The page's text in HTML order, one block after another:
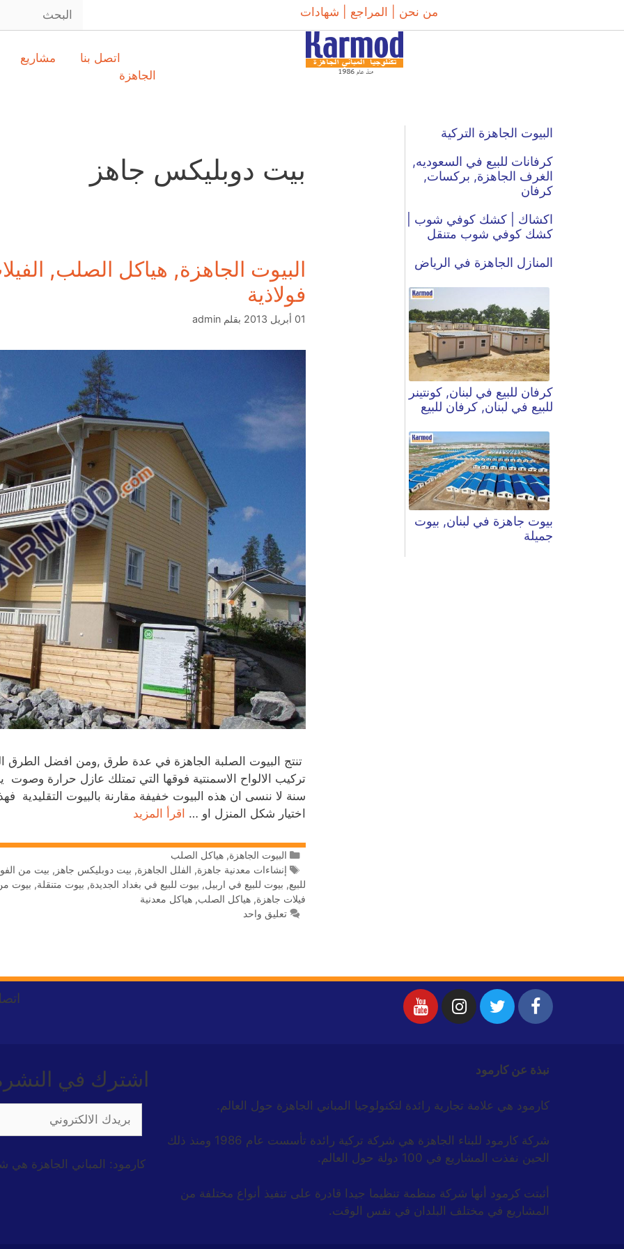
من نحن | المراجع | شهادات
اتصل بنا
مشاريع
الجاهزة
بيت دوبليكس جاهز
البيوت الجاهزة, هياكل الصلب,
فولاذية
01 أبريل 2013 بقلم admin
تنتج البيوت الصلبة الجاهزة في عدة طرق ,ومن افضل الطرق
سنة لا ننسى ان هذه البيوت خفيفة مقارنة بالبيوت التقليدية
اختيار شكل المنزل او … اقرأ المزيد
البيوت الجاهزة, هياكل الصلب
إنشاءات معدنية جاهزة, الفلل الجاهزة, بيت دوبليكس جاهز , بيت من
للبيع, بيوت للبيع في اربيل, بيوت للبيع في بغداد الجديدة, بيوت متنقلة, بيوت
فيلات جاهزة, هياكل الصلب, هياكل معدنية
تعليق واحد
البيوت الجاهزة التركية
كرفانات للبيع في السعوديه,
الغرف الجاهزة, بركسات,
كرفان
اكشاك | كشك كوفي شوب |
كشك كوفي شوب متنقل
المنازل الجاهزة في الرياض
كرفان للبيع في لبنان, كونتينر
للبيع في لبنان, كرفان للبيع
بيوت جاهزة في لبنان, بيوت
جميلة
نبذة عن كارمود
كارمود هي علامة تجارية رائدة لتكنولوجيا المباني الجاهزة حول العالم.
شركة كارمود للبناء الجاهزة هي شركة تركية رائدة تأسست عام 1986 ومنذ ذلك
الحين نفذت المشاريع في 100 دولة حول العالم.
أثبتت كرمود أنها شركة منظمة تنظيما جيدا قادرة على تنفيذ أنواع مختلفة من
المشاريع في مختلف البلدان في نفس الوقت.
اشترك في النشرة
كارمود: المباني الجاهزة هي